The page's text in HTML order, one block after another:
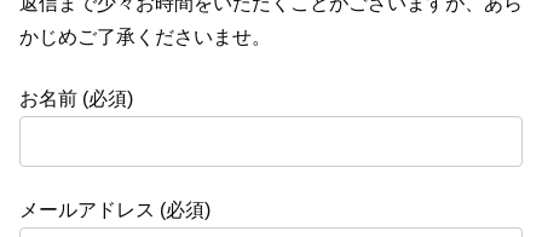
かじめご了承くださいませ。
お名前 (必須)
メールアドレス (必須)